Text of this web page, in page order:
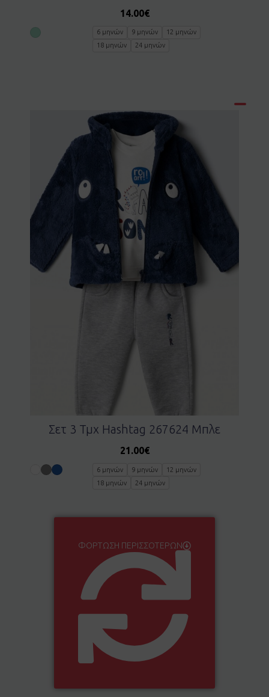
14.00€
6 μηνών 9 μηνών
12 μηνών
18 μηνών
24 μηνών
Σετ 3 Τμχ Hashtag 267624 Μπλε
21.00€
6 μηνών 9 μηνών
12 μηνών
18 μηνών
24 μηνών
ΦΌΡΤΩΣΗ ΠΕΡΙΣΣΌΤΕΡΩΝ